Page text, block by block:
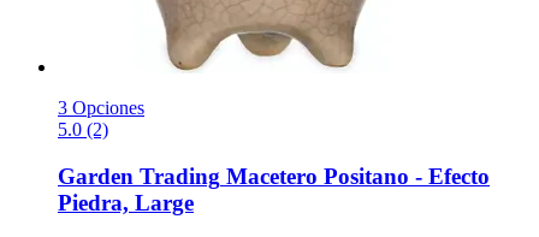
3 Opciones
5.0 (2)
Garden Trading Macetero Positano -​ Efecto
Piedra, Large